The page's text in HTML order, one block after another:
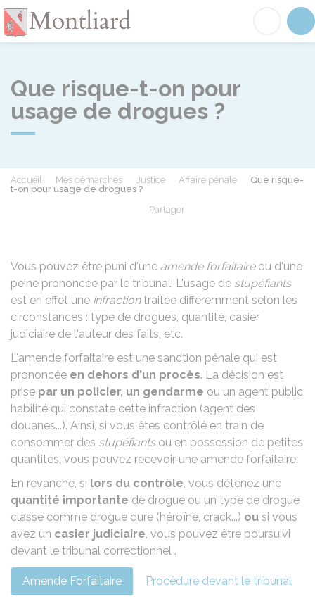
Que risque-t-on pour
usage de drogues ?
Accueil Mes démarches Justice Affaire pénale
Que risque-
t-on pour usage de drogues ?
Partager
Vous pouvez être puni d'une amende forfaitaireou d'une
peine prononcée par le tribunal. L'usage de stupéfiants
est en effet une infractiontraitée différemment selon les
circonstances : type de drogues, quantité, casier
judiciaire de l'auteur des faits, etc.
L'amende forfaitaire est une sanction pénale qui est
prononcée en dehors d'un procès. La décision est
prise par un policier, un gendarme ou un agent public
habilité qui constate cette infraction (agent des
douanes...). Ainsi, si vous êtes contrôlé en train de
consommer des stupéfiantsou en possession de petites
quantités, vous pouvez recevoir une amende forfaitaire.
En revanche, si lors du contrôle, vous détenez une
quantité importante de drogue ou un type de drogue
classé comme drogue dure (héroïne, crack...) ou si vous
avez un casier judiciaire, vous pouvez être poursuivi
devant le tribunal correctionnel .
Amende Forfaitaire Procédure devant le tribunal